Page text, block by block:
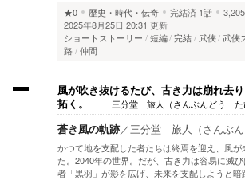
★0 歴史・時代・伝奇 完結済 1話
2025年8月25日 20:31 更新
ショートストーリー
短編 完結 武侠 武侠
路
仲間
風が吹き抜けるたび、古き力は崩れ去
拓く。
三分堂 旅人（さんぶんどう た
蒼き風の軌跡／三分堂 旅人（さんぶ
かつて地を支配した者たちは終焉を迎え、風
た。2040年の世界。だが、古き力は容易に滅
者「黒羽」が影を広げ、未来を支配しようと